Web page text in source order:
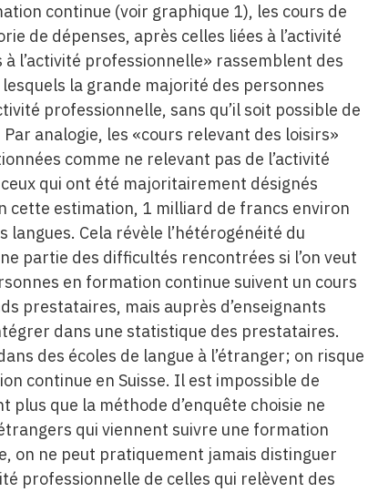
continue (voir graphique 1), les cours de
de dépenses, après celles liées à l’activité
l’activité professionnelle» rassemblent des
la grande majorité des personnes
professionnelle, sans qu’il soit possible de
analogie, les «cours relevant des loisirs»
comme ne relevant pas de l’activité
qui ont été majoritairement désignés
cette estimation, 1 milliard de francs environ
langues. Cela révèle l’hétérogénéité du
partie des difficultés rencontrées si l’on veut
en formation continue suivent un cours
prestataires, mais auprès d’enseignants
dans une statistique des prestataires.
des écoles de langue à l’étranger; on risque
continue en Suisse. Il est impossible de
plus que la méthode d’enquête choisie ne
qui viennent suivre une formation
on ne peut pratiquement jamais distinguer
professionnelle de celles qui relèvent des